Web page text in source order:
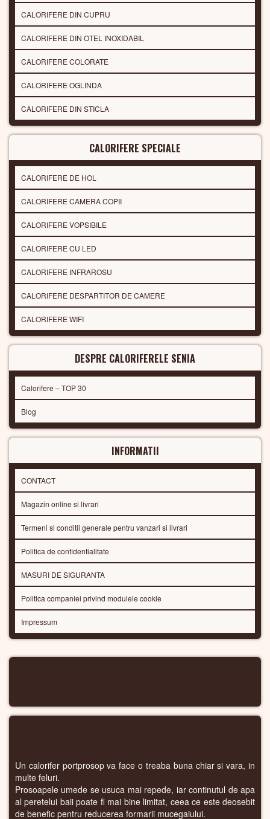
CALORIFERE DIN CUPRU
CALORIFERE DIN OTEL INOXIDABIL
CALORIFERE COLORATE
CALORIFERE OGLINDA
CALORIFERE DIN STICLA
CALORIFERE SPECIALE
CALORIFERE DE HOL
CALORIFERE CAMERA COPII
CALORIFERE VOPSIBILE
CALORIFERE CU LED
CALORIFERE INFRAROSU
CALORIFERE DESPARTITOR DE CAMERE
CALORIFERE WIFI
DESPRE CALORIFERELE SENIA
Calorifere – TOP 30
Blog
INFORMATII
CONTACT
Magazin online si livrari
Termeni si conditii generale pentru vanzari si livrari
Politica de confidentialitate
MASURI DE SIGURANTA
Politica companiei privind modulele cookie
Impressum
Un calorifer portprosop va face o treaba buna chiar si vara, in
multe feluri.
Prosoapele umede se usuca mai repede, iar continutul de apa
al peretelui baii poate fi mai bine limitat, ceea ce este deosebit
de benefic pentru reducerea formarii mucegaiului.